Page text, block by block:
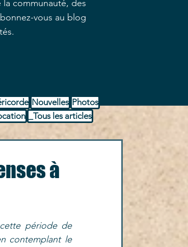
à
période de
contemplant le
communauté, des
vous au blog
Nouvelles Photos
_Tous les articles